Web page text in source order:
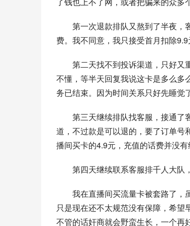
第一次退款排队又熬到了半夜，
费。我不同意，我只接受首月扣除
第二天找不到投诉渠道，只好又
不懂，等半天回复我说这卡是多么多
务已结束。因为时间关系只好先睡觉了
第三天继续排队找客服，接通了
道，不过款是可以退的，要了订单号
播间买卡的4.9元，充值的话费并没有
第四天继续联系客服排千人大队
我在直播间买流量卡被套路了，
只是现在还不太规范没有保障，希望
不管的话奸商就会野蛮生长，一个再